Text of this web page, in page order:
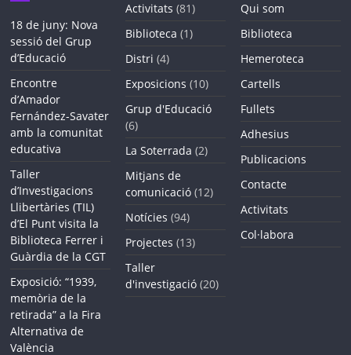
18 de juny: Nova
sessió del Grup
d’Educació
Encontre
d’Amador
Fernández-Savater
amb la comunitat
educativa
Taller
d’Investigacions
Llibertàries (TIL)
d’El Punt visita la
Biblioteca Ferrer i
Guàrdia de la CGT
Exposició: “1939,
memòria de la
retirada” a la Fira
Alternativa de
València
Activitats (81)
Biblioteca (1)
Distri (4)
Exposicions (10)
Grup d'Educació
(6)
La Soterrada (2)
Mitjans de
comunicació (12)
Notícies (94)
Projectes (13)
Taller
d'investigació (20)
Qui som
Biblioteca
Hemeroteca
Cartells
Fullets
Adhesius
Publicacions
Contacte
Activitats
Col·labora